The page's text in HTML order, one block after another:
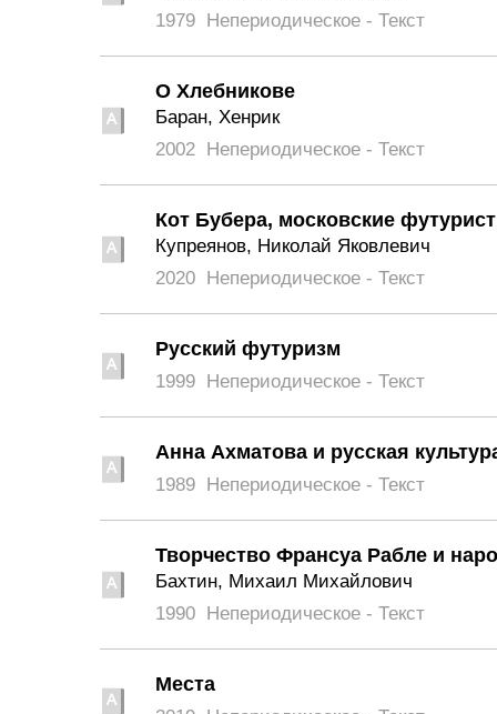
1979 Непериодическое - Текст
О Хлебникове
Баран, Хенрик
2002 Непериодическое - Текст
Кот Бубера, московские
Купреянов, Николай Яковлевич
2020 Непериодическое - Текст
Русский футуризм
1999 Непериодическое - Текст
Анна Ахматова и русская
1989 Непериодическое - Текст
Творчество Франсуа Рабле и
Бахтин, Михаил Михайлович
1990 Непериодическое - Текст
Места